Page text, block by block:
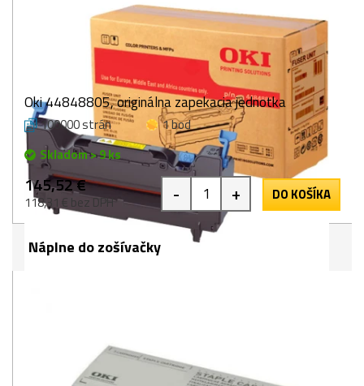
Oki 44848805, originálna zapekacia jednotka
100000 strán
1 bod
Skladom > 9 ks
145,52 €
118,31 € bez DPH - + DO KOŠÍKA
Náplne do zošívačky